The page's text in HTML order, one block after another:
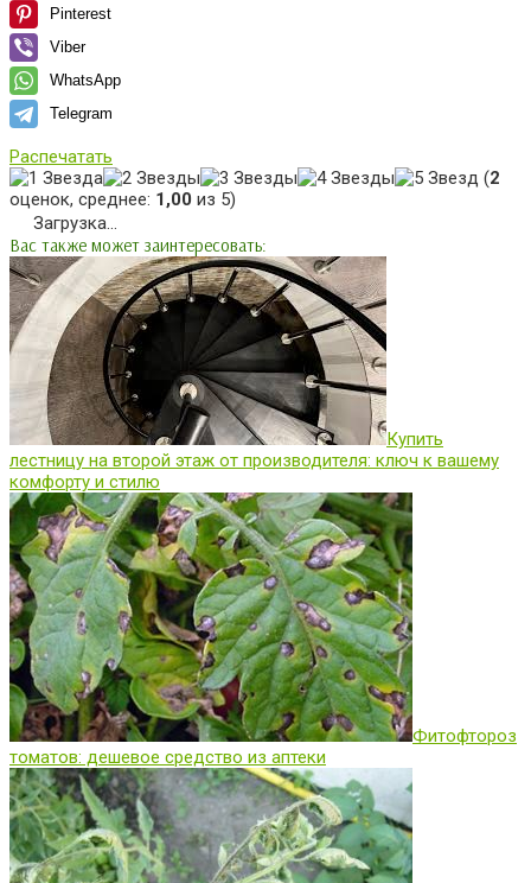
Pinterest
Viber
WhatsApp
Telegram
Распечатать
(2
оценок, среднее: 1,00 из 5)
Загрузка...
Вас также может заинтересовать:
Купить
лестницу на второй этаж от производителя: ключ к вашему
комфорту и стилю
Фитофтороз
томатов: дешевое средство из аптеки